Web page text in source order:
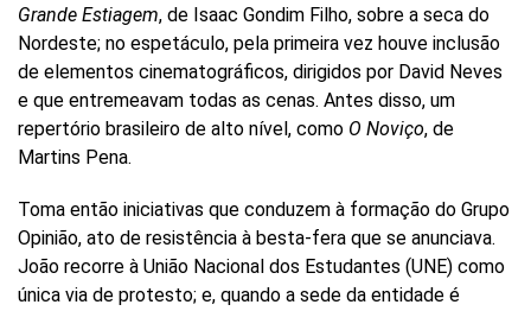
Grande Estiagem, de Isaac Gondim Filho, sobre a seca do
Nordeste; no espetáculo, pela primeira vez houve inclusão
de elementos cinematográficos, dirigidos por David Neves
e que entremeavam todas as cenas. Antes disso, um
repertório brasileiro de alto nível, como O Noviço, de
Martins Pena.
Toma então iniciativas que conduzem à formação do Grupo
Opinião, ato de resistência à besta-fera que se anunciava.
João recorre à União Nacional dos Estudantes (UNE) como
única via de protesto; e, quando a sede da entidade é